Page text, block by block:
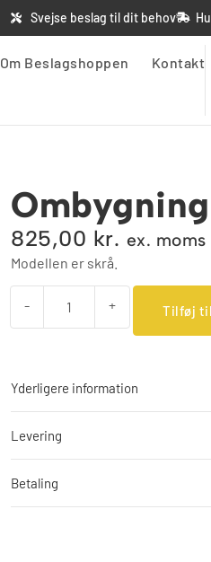
Svejse beslag til dit behov
Om Beslagshoppen Kontakt
825,00 kr. ex. moms
Modellen er skrå.
- + Tilføj
Yderligere information
Levering
Betaling